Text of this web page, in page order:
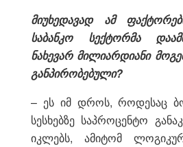
მიუხედავად ამ
საბანკო სექტორმა
ნახევარ მილიარდიანი
განპირობებული?
– ეს იმ დროს, როდესაც
სესხებზე საპროცენტო
იკლებს, ამიტომ